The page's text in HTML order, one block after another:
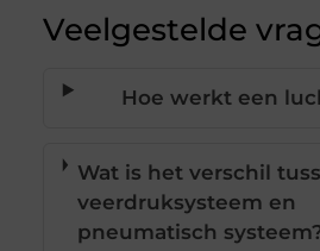
Veelgestelde
Hoe werkt een
Wat is het verschil
veerdruksysteem en
pneumatisch